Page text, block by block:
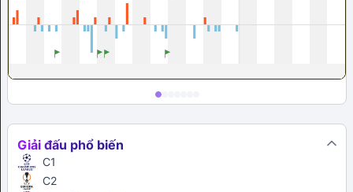
Giải đấu phổ biến
C1
C2